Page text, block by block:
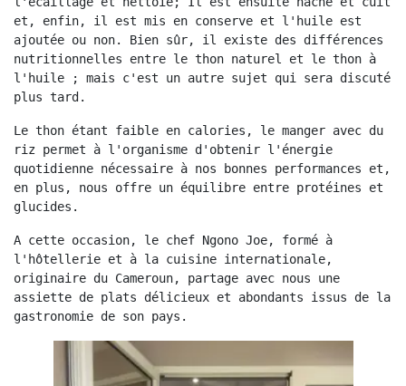
et, enfin, il est mis en conserve et l'huile est
ajoutée ou non. Bien sûr, il existe des différences
nutritionnelles entre le thon naturel et le thon à
l'huile ; mais c'est un autre sujet qui sera discuté
plus tard.
Le thon étant faible en calories, le manger avec du
riz permet à l'organisme d'obtenir l'énergie
quotidienne nécessaire à nos bonnes performances et,
en plus, nous offre un équilibre entre protéines et
glucides.
A cette occasion, le chef Ngono Joe, formé à
l'hôtellerie et à la cuisine internationale,
originaire du Cameroun, partage avec nous une
assiette de plats délicieux et abondants issus de la
gastronomie de son pays.